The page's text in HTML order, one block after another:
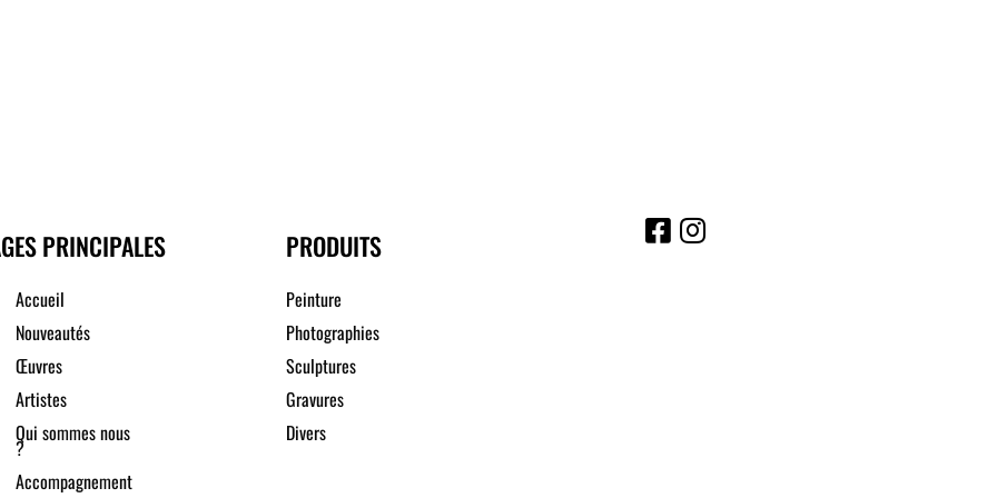
PRINCIPALES
Accueil
Nouveautés
Œuvres
Artistes
Qui sommes nous
?
Accompagnement
PRODUITS
Peinture
Photographies
Sculptures
Gravures
Divers